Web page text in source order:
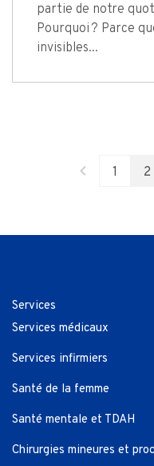
partie de notre
Pourquoi ? Parce
invisibles...
1 2
Services
Services médicaux
Services infirmiers
Santé de la femme
Santé mentale et TDAH
Chirurgies mineures et